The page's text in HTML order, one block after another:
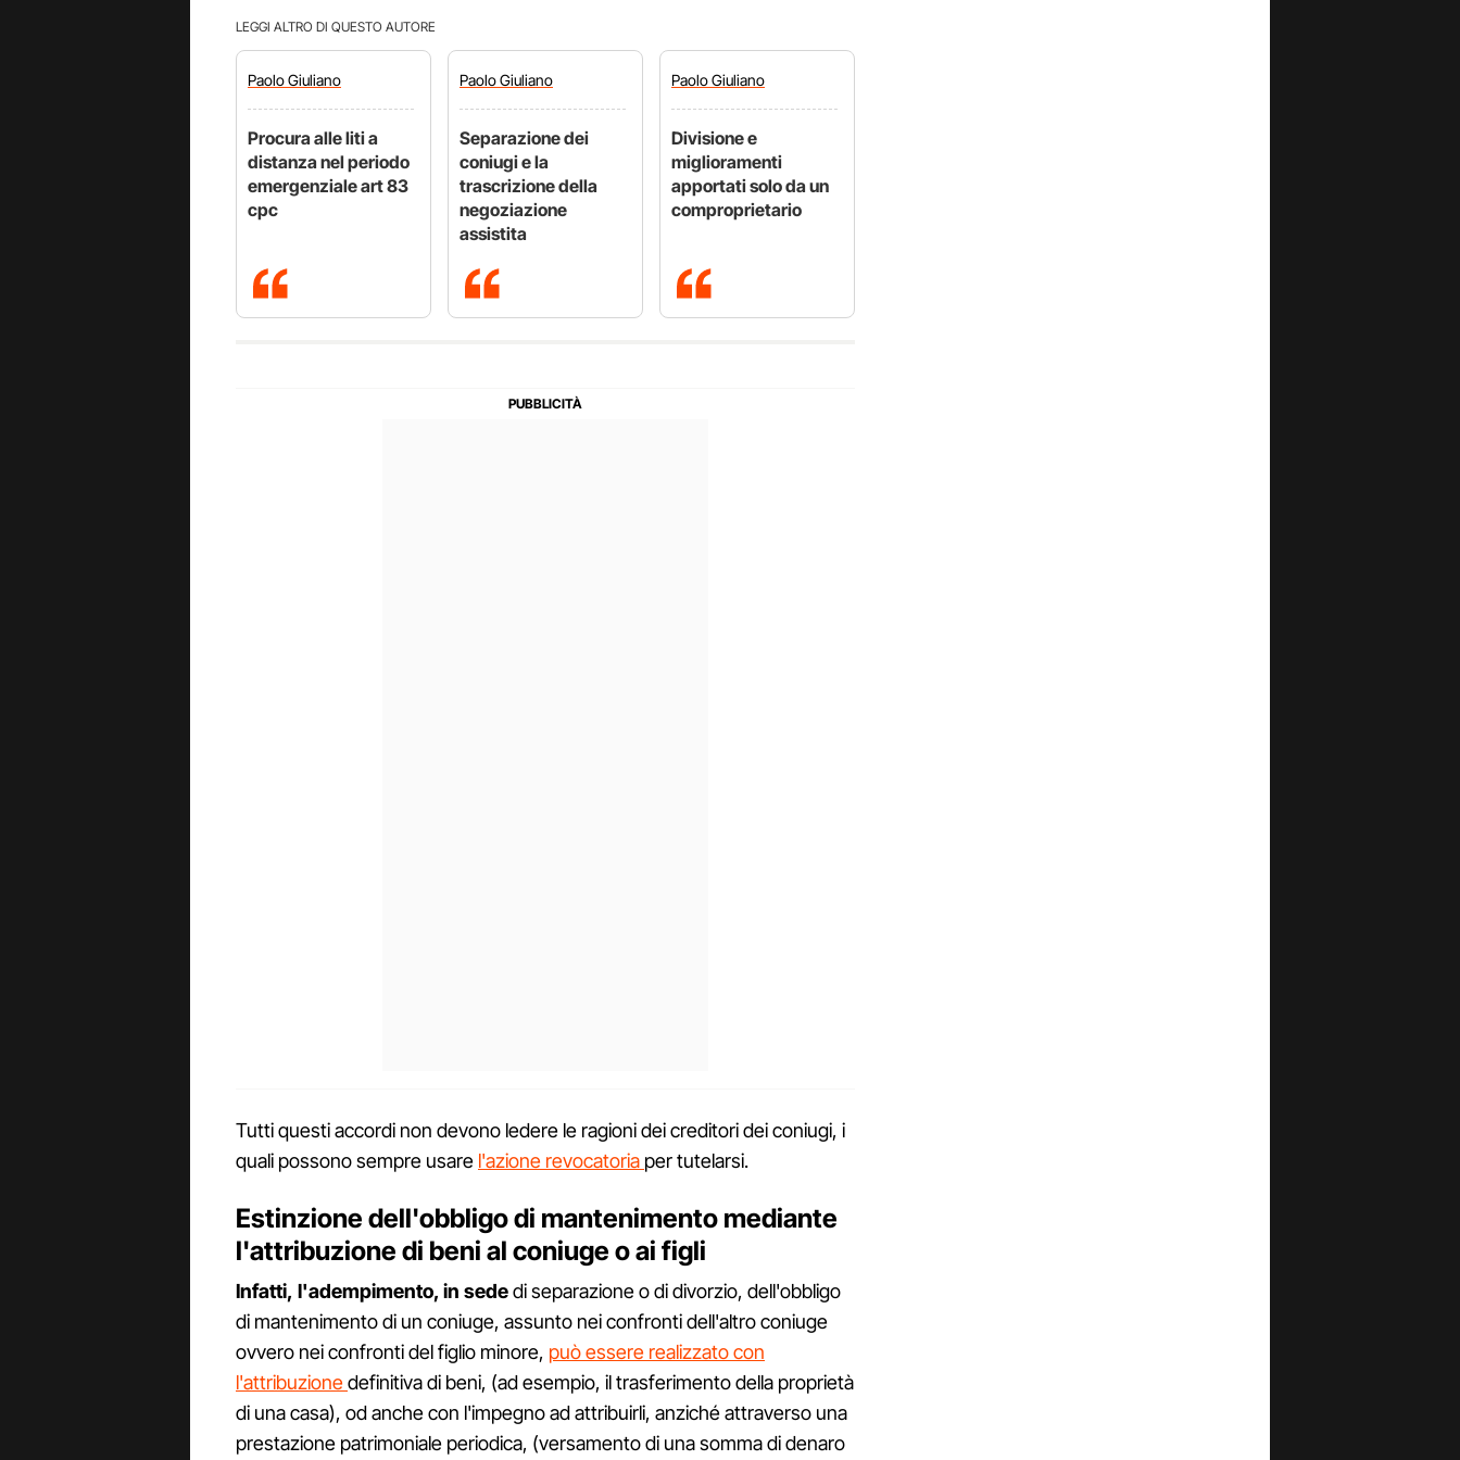
LEGGI ALTRO DI QUESTO AUTORE
PaoloGiuliano
Procura alle liti a
distanza nel periodo
emergenziale art 83
cpc
PaoloGiuliano
Separazione dei
coniugi e la
trascrizione della
negoziazione
assistita
PaoloGiuliano
Divisione e
miglioramenti
apportati solo da un
comproprietario
Tutti questi accordi non devono ledere le ragioni dei creditori dei coniugi, i
quali possono sempre usare l'azione revocatoria per tutelarsi.
Estinzione dell'obbligo di mantenimento mediante
l'attribuzione di beni al coniuge o ai figli
Infatti, l'adempimento, in sededi separazione o di divorzio, dell'obbligo
di mantenimento di un coniuge, assunto nei confronti dell'altro coniuge
ovvero nei confronti del figlio minore, può essere realizzato con
l'attribuzionedefinitiva di beni, (ad esempio, il trasferimento della proprietà
di una casa), od anche con l'impegno ad attribuirli, anziché attraverso una
prestazione patrimoniale periodica, (versamento di una somma di denaro